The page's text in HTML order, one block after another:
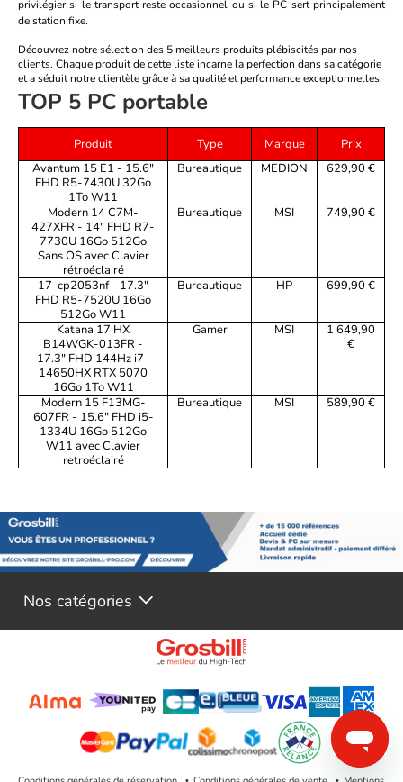
privilégier si le transport reste occasionnel ou si le PC sert principalement
de station fixe.
Découvrez notre sélection des 5 meilleurs produits plébiscités par nos
clients. Chaque produit de cette liste incarne la perfection dans sa catégorie
et a séduit notre clientèle grâce à sa qualité et performance exceptionnelles.
TOP 5 PC portable
Produit Type Marque
Prix
Avantum 15 E1 - 15.6"
FHD R5-7430U 32Go
1To W11
Bureautique MEDION 629,90 €
Modern 14 C7M-
427XFR - 14" FHD R7-
7730U 16Go 512Go
Sans OS avec Clavier
rétroéclairé
Bureautique MSI 749,90 €
17-cp2053nf - 17.3"
FHD R5-7520U 16Go
512Go W11
Bureautique HP 699,90 €
Katana 17 HX
B14WGK-013FR -
17.3" FHD 144Hz i7-
14650HX RTX 5070
16Go 1To W11
Gamer MSI
1 649,90
€
Modern 15 F13MG-
607FR - 15.6" FHD i5-
1334U 16Go 512Go
W11 avec Clavier
retroéclairé
Bureautique MSI 589,90 €
Nos catégories